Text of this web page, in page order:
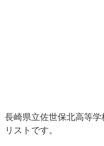
長崎県立佐世保北高等
リストです。